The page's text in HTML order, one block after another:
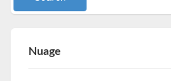
Nuage